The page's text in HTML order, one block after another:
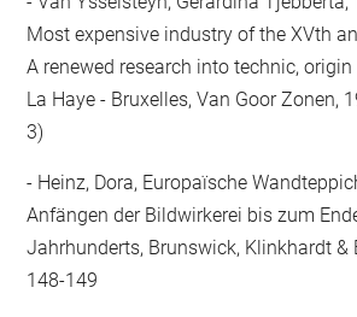
Most expensive industry of the XVth
A renewed research into technic,
La Haye - Bruxelles, Van Goor Zonen,
3)
Heinz, Dora, Europaïsche
Anfängen der Bildwirkerei bis zum
Jahrhunderts, Brunswick, Klinkhardt &
148-149